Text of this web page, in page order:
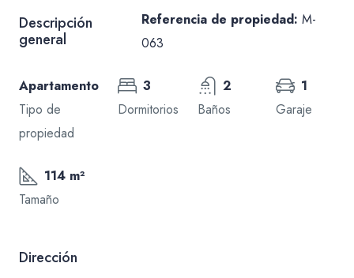
Descripción
general
Referencia de propiedad: M-
063
Apartamento
Tipo de
propiedad
3
Dormitorios
2
Baños
1
Garaje
114 m²
Tamaño
Dirección